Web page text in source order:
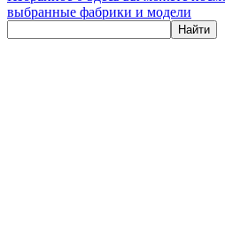
выбранные фабрики и модели